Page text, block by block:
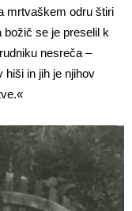
mrtvaškem odru štiri
božič se je preselil k
nesreča –
hiši in jih je njihov